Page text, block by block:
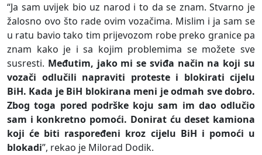
“Ja sam uvijek bio uz narod i to da se znam. Stvarno je
žalosno ovo što rade ovim vozačima. Mislim i ja sam se
u ratu bavio tako tim prijevozom robe preko granice pa
znam kako je i sa kojim problemima se možete sve
susresti. Međutim, jako mi se sviđa način na koji su
vozači odlučili napraviti proteste i blokirati cijelu
BiH. Kada je BiH blokirana meni je odmah sve dobro.
Zbog toga pored podrške koju sam im dao odlučio
sam i konkretno pomoći. Donirat ću deset kamiona
koji će biti raspoređeni kroz cijelu BiH i pomoći u
blokadi”, rekao je Milorad Dodik.